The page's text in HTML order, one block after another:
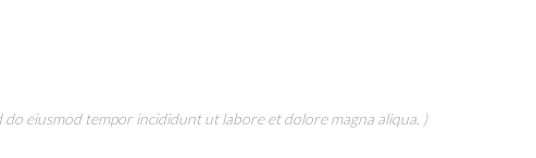
eiusmod tempor incididunt ut labore et dolore magna aliqua. )